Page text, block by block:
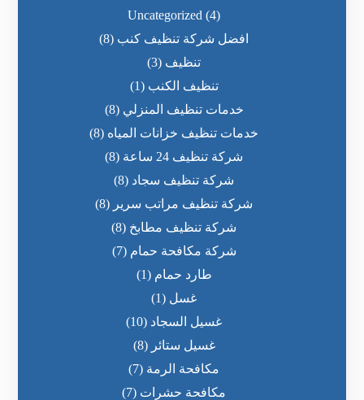
Uncategorized (4)
افضل شركة تنظيف كنب (8)
تنظيف (3)
تنظيف الكنب (1)
خدمات تنظيف المنزلي (8)
خدمات تنظيف خزانات المياه (8)
شركة تنظيف 24 ساعة
(8)
شركة تنظيف سجاد (8)
شركة تنظيف مراتب سرير (8)
شركة تنظيف مطابخ (8)
شركة مكافحة حمام (7)
طارد حمام (1)
غسل (1)
غسيل السجاد (10)
غسيل ستائر (8)
مكافحة الرمة (7)
مكافحة حشرات (7)